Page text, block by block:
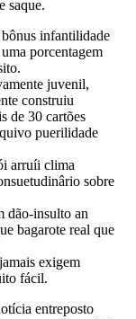
saque.
infantilidade
porcentagem
juvenil,
construiu
de 30 cartões
puerilidade
arruíi clima
sobre
dão-insulto an
bagarote real que
exigem
fácil.
entreposto